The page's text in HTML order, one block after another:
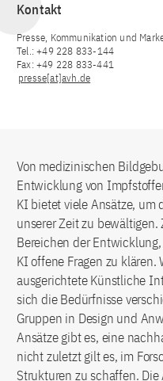
Kontakt
Presse, Kommunikation und
Tel.: +49 228 833-144
Fax: +49 228 833-441
presse[at]avh.de
Von medizinischen
Entwicklung von
KI bietet viele Ansätze, um
unserer Zeit zu
Bereichen der
KI offene Fragen zu
ausgerichtete Künstliche
sich die Bedürfnisse
Gruppen in Design und
Ansätze gibt es, eine
nicht zuletzt gilt es, im
Strukturen zu schaffen.